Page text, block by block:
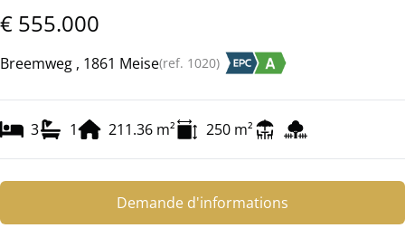
€ 555.000
Breemweg , 1861 Meise(ref. 1020)
3 1 211.36 m² 250 m²
Demande d'informations